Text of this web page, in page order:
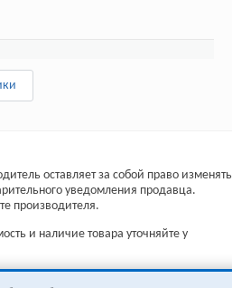
оставляет за собой право изменять
уведомления продавца.
производителя.
и наличие товара уточняйте у